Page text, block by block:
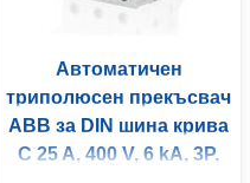
Автоматичен
триполюсен прекъсвач
ABB за DIN шина крива
C 25 A, 400 V, 6 kA, 3P,